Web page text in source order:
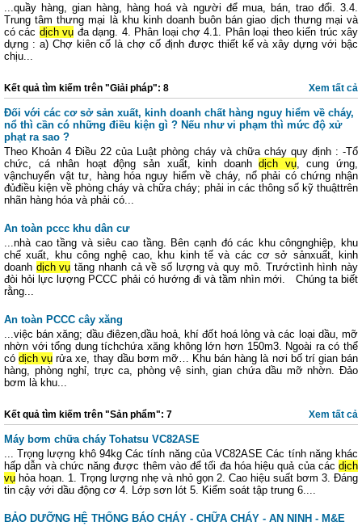
...quầy hàng, gian hàng, hàng hoá và người để mua, bán, trao đổi. 3.4.
Trung tâm thưng mại là khu kinh doanh buôn bán giao dịch thưng mại và
có các dịch vụ đa dạng. 4. Phân loại chợ 4.1. Phân loại theo kiến trúc xây
dựng : a) Chợ kiên cố là chợ cố định được thiết kế và xây dựng với bậc
chịu...
Xem tất cả
Kết quả tìm kiếm trên "Giải pháp": 8
Đối với các cơ sở sản xuất, kinh doanh chất hàng nguy hiểm về cháy,
nổ thì cần có những điều kiện gì ? Nếu như vi phạm thì mức độ xử
phạt ra sao ?
Theo Khoản 4 Điều 22 của Luật phòng cháy và chữa cháy quy định : -Tổ
chức, cá nhân hoạt động sản xuất, kinh doanhdịch vụ, cung ứng,
vậnchuyển vật tư, hàng hóa nguy hiểm về cháy, nổ phải có chứng nhận
đủđiều kiện về phòng cháy và chữa cháy; phải in các thông số kỹ thuậttrên
nhãn hàng hóa và phải có...
An toàn pccc khu dân cư
...nhà cao tầng và siêu cao tầng. Bên cạnh đó các khu côngnghiệp, khu
chế xuất, khu công nghệ cao, khu kinh tế và các cơ sở sảnxuất, kinh
doanh dịch vụ tăng nhanh cả về số lượng và quy mô. Trướctình hình này
đòi hỏi lực lượng PCCC phải có hướng đi và tầm nhìn mới. Chúng ta biết
rằng...
An toàn PCCC cây xăng
...việc bán xăng; dầu điêzen,dầu hoả, khí đốt hoá lỏng và các loại dầu, mỡ
nhờn với tổng dung tíchchứa xăng không lớn hơn 150m3. Ngoài ra có thể
códịch vụ rửa xe, thay dầu bơm mỡ… Khu bán hàng là nơi bố trí gian bán
hàng, phòng nghỉ, trực ca, phòng vệ sinh, gian chứa dầu mỡ nhờn. Đảo
bơm là khu...
Xem tất cả
Kết quả tìm kiếm trên "Sản phẩm": 7
Máy bơm chữa cháy Tohatsu VC82ASE
... Trọng lượng khô 94kg Các tính năng của VC82ASE Các tính năng khác
hấp dẫn và chức năng được thêm vào để tối đa hóa hiệu quả của các dịch
vụ hỏa hoạn. 1. Trọng lượng nhẹ và nhỏ gọn 2. Cao hiệu suất bơm 3. Đáng
tin cậy với dầu động cơ 4. Lớp sơn lót 5. Kiểm soát tập trung 6....
BẢO DƯỠNG HỆ THỐNG BÁO CHÁY - CHỮA CHÁY - AN NINH - M&E